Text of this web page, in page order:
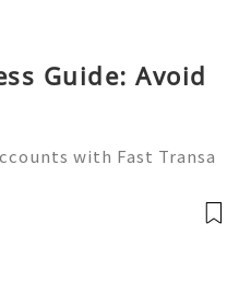
Guide: Avoid
with Fast Transa
differentiator. Wheth